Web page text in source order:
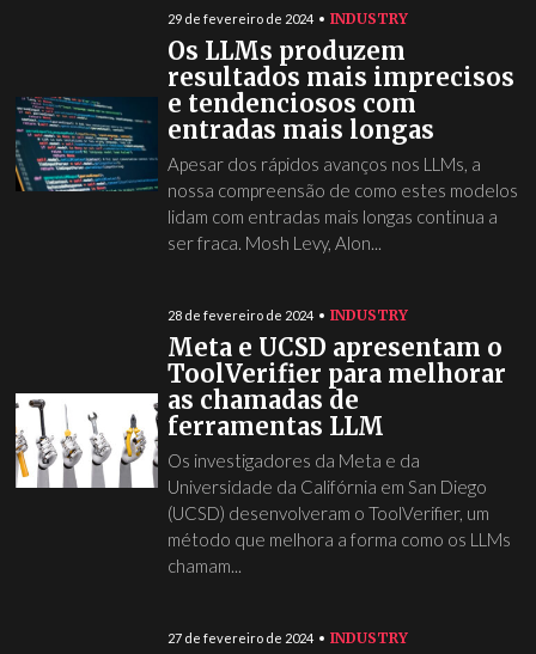
29 de fevereiro de 2024 INDUSTRY
Os LLMs produzem
resultados mais imprecisos
e tendenciosos com
entradas mais longas
Apesar dos rápidos avanços nos LLMs, a
nossa compreensão de como estes modelos
lidam com entradas mais longas continua a
ser fraca. Mosh Levy, Alon...
28 de fevereiro de 2024 INDUSTRY
Meta e UCSD apresentam o
ToolVerifier para melhorar
as chamadas de
ferramentas LLM
Os investigadores da Meta e da
Universidade da Califórnia em San Diego
(UCSD) desenvolveram o ToolVerifier, um
método que melhora a forma como os LLMs
chamam...
27 de fevereiro de 2024 INDUSTRY